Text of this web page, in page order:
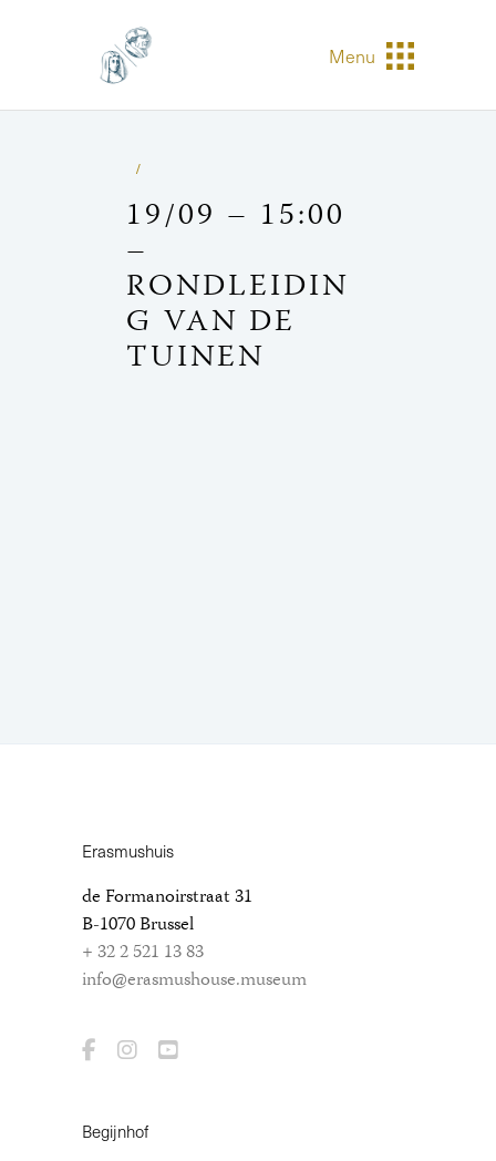
Menu
19/09 – 15:00
–
RONDLEIDIN
G VAN DE
TUINEN
Erasmushuis
de Formanoirstraat 31
B-1070 Brussel
+ 32 2 521 13 83
info@erasmushouse.museum
Begijnhof